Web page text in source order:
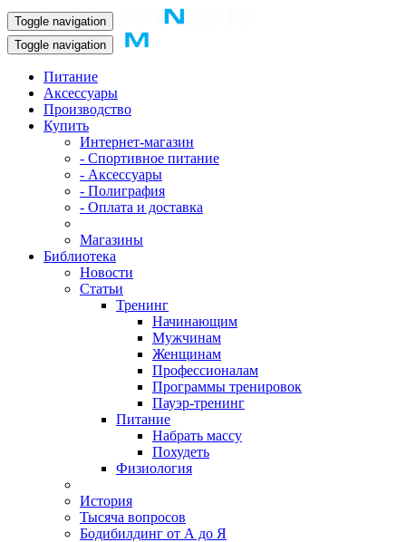
Toggle navigation
Toggle navigation
Питание
Аксессуары
Производство
Купить
Интернет-магазин
- Спортивное питание
- Аксессуары
- Полиграфия
- Оплата и доставка
Магазины
Библиотека
Новости
Статьи
Тренинг
Начинающим
Мужчинам
Женщинам
Профессионалам
Программы тренировок
Пауэр-тренинг
Питание
Набрать массу
Похудеть
Физиология
История
Тысяча вопросов
Бодибилдинг от А до Я